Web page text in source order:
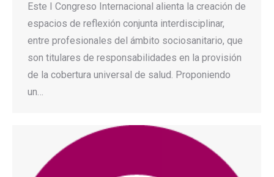
Este I Congreso Internacional alienta la creación de
espacios de reflexión conjunta interdisciplinar,
entre profesionales del ámbito sociosanitario, que
son titulares de responsabilidades en la provisión
de la cobertura universal de salud. Proponiendo
un…